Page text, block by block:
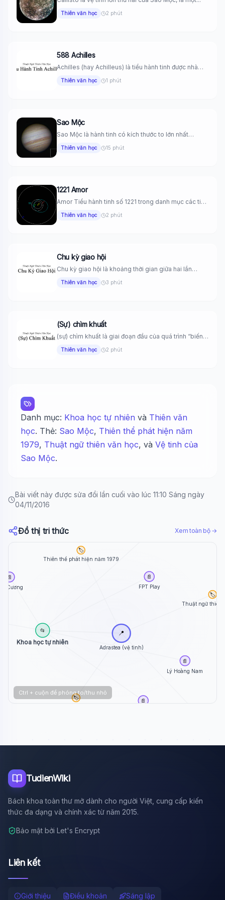
Thiên văn học 2 phút
588 Achilles
Achilles (hay Achilleus) là tiểu hành tinh được nhà
Thiên văn học 1 phút
Sao Mộc
Sao Mộc là hành tinh có kích thước to lớn nhất
Thiên văn học 15 phút
1221 Amor
Amor Tiểu hành tinh số 1221 trong danh mục các tiểu
Thiên văn học 2 phút
Chu kỳ giao hội
Chu kỳ giao hội là khoảng thời gian giữa hai lần
Thiên văn học 3 phút
(Sự) chìm khuất
(sự) chìm khuất là giai đoạn đầu của quá trình “biến
Thiên văn học 2 phút
Danh mục: Khoa học tự nhiên và Thiên văn
học. Thẻ: Sao Mộc, Thiên thể phát hiện năm
1979, Thuật ngữ thiên văn học, và Vệ tinh của
Sao Mộc.
Bài viết này được sửa đổi lần cuối vào lúc 11:10 Sáng ngày
04/11/2016
Đồ thị tri thức Xem toàn bộ →
Adrastea (vệ tinh)
📍
Khoa học tự nhiên
📂
Cương
📄
📄
FPT Play
📄
Lý Hoàng Nam
📄
Thiên thể phát hiện năm 1979
🏷️
Thuật ngữ thiên
🏷️
🏷️
Ctrl + cuộn để phóng to/thu nhỏ
TudienWiki
Bách khoa toàn thư mở dành cho người Việt, cung cấp kiến
thức đa dạng và chính xác từ năm 2015.
Bảo mật bởi Let's Encrypt
Liên kết
Giới thiệu Điều khoản Sáng lập